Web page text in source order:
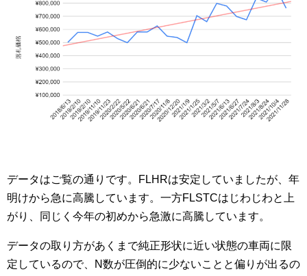
データはご覧の通りです。FLHRは安定していましたが、年
明けから急に高騰しています。一方FLSTCはじわじわと上
がり、同じく今年の初めから急激に高騰しています。
データの取り方があくまで純正形状に近い状態の車両に限
定しているので、N数が圧倒的に少ないことと偏りが出るの